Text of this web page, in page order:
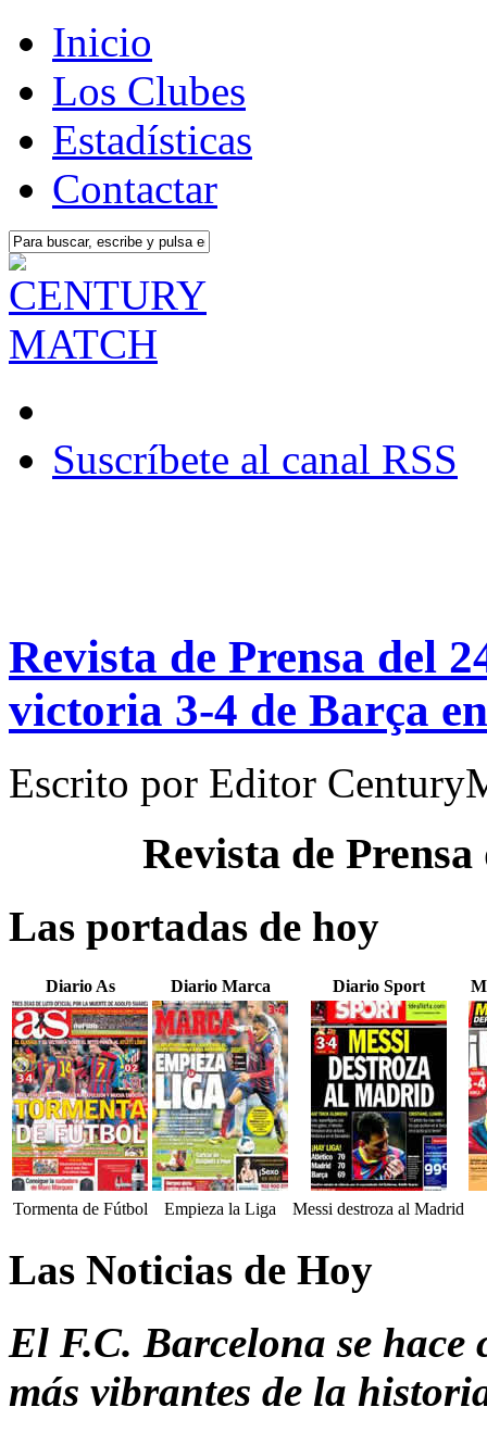
Inicio
Los Clubes
Estadísticas
Contactar
Suscríbete al canal RSS
Revista de Prensa del
victoria 3-4 de Barça
Escrito por Editor
Revista de
Las portadas de hoy
Diario As Diario Marca Diario Sport
Tormenta de Fútbol Empieza la Liga Messi destroza al Madrid
Las Noticias de Hoy
El F.C. Barcelona se
más vibrantes de la